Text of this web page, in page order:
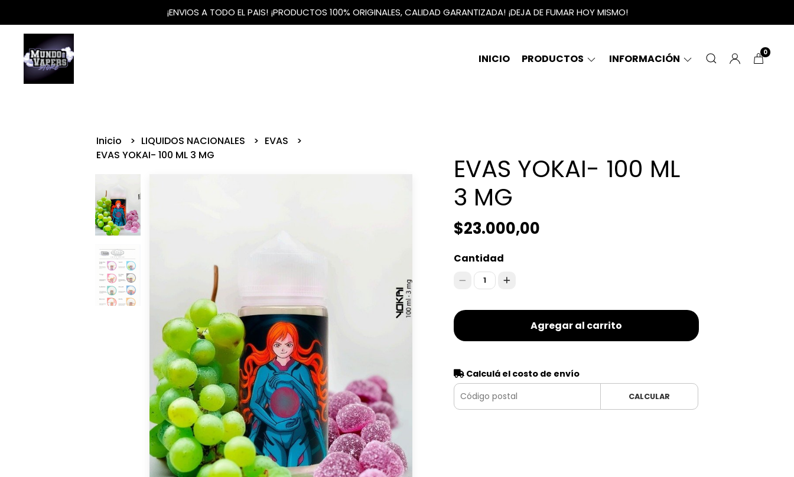
¡ENVIOS A TODO EL PAIS! ¡PRODUCTOS 100% ORIGINALES, CALIDAD GARANTIZADA! ¡DEJA DE FUMAR HOY MISMO!
INICIO PRODUCTOS INFORMACIÓN 0
Inicio LIQUIDOS NACIONALES
EVAS
EVAS YOKAI- 100 ML 3 MG
EVAS YOKAI- 100 ML
3 MG
$23.000,00
Cantidad
1
Agregar al carrito
Calculá el costo de envío
CALCULAR